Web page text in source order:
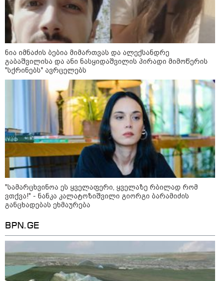
შეიძინე ალდაგის სამოგზაურო დაზღვევა და
მიიღე გაორმაგებული ინტერნეტი
საზოგადოება
11:36 / 08-08-2026
წელიწადნახევარში საქართველოში 164
ადამიანი დაიკარგა - 57 პირს ამ დრომდე
ეძებენ
ნია იმნაძის ბებია მიმართვას და ალექსანდრე
გაბაშვილისა და ანი ნასყიდაშვილის პირადი მიმოწერის
"სქრინებს" ავრცელებს
"სა­მარ­ცხვი­ნოა ეს ყვე­ლა­ფე­რი, ყვე­ლა­ზე რბი­ლად რომ
ვთქვა!" - ნანკა კალატოზიშვილი გიორგი ბარამიძის
განცხადებას ეხმაურება
BPN.GE